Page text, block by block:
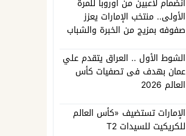
انضمام لاعبين من أوروبا للمرة
الأولى.. منتخب الإمارات يعزز
صفوفه بمزيج من الخبرة والشباب
الشوط الأول .. العراق يتقدم علي
عمان بهدف فى تصفيات كأس
العالم 2026
الإمارات تستضيف «كأس العالم
للكريكيت للسيدات T2